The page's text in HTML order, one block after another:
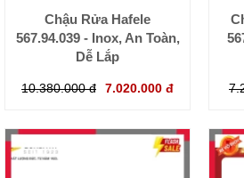
Chậu Rửa Hafele
567.94.039 - Inox, An Toàn,
Dễ Lắp
10.380.000 đ 7.020.000 đ